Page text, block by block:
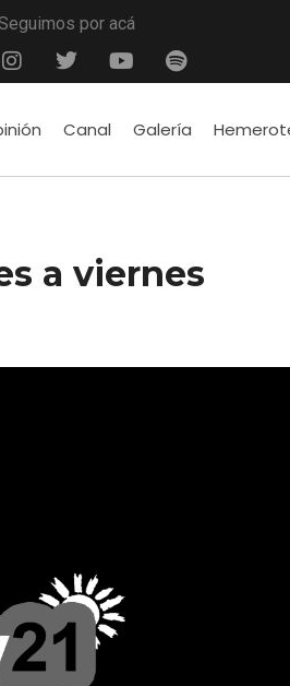
por acá
Canal Galería
a viernes